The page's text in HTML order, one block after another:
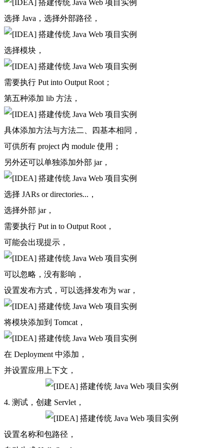
选择 Java，选择外部路径，
选择模块，
需要执行 Put into Output Root；
第五种添加 lib 方法，
具体添加方法与方法二、四基本相同，
可供所有 project 内 module 使用；
另外还可以单独添加外部 jar，
选择 JARs or directories...，
选择外部 jar，
需要执行 Put in to Output Root，
可能会出现提示，
可以忽略，没有影响，
设置发布方式，可以选择发布为 war，
将模块添加到 Tomcat，
在 Deployment 中添加，
并设置应用上下文，
4. 测试，创建 Servlet，
设置名称和包路径，